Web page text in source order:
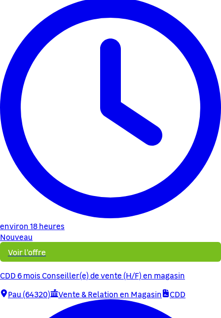
environ 18 heures
Nouveau
Voir l'offre
CDD 6 mois Conseiller(e) de vente (H/F) en magasin
Pau (64320)
Vente & Relation en Magasin CDD